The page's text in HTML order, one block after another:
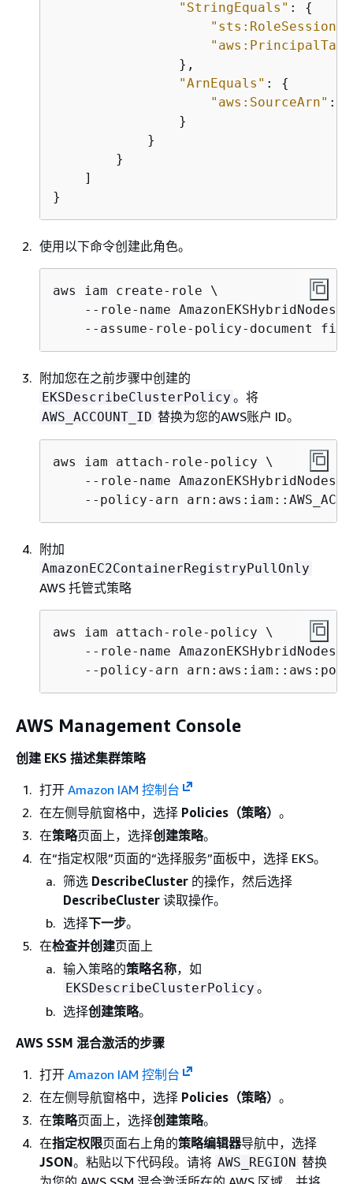
"StringEquals" : {
"aws:PrincipalTag/
                },
"ArnEquals" : {
"aws:SourceArn" :
                }
            }
        }
    ]
}
使用以下命令创建此角色。
aws iam create-role \
--role-name
--assume-role-policy-document
附加您在之前步骤中创建的
EKSDescribeClusterPolicy 。将
AWS_ACCOUNT_ID 替换为您的AWS账户 ID。
aws iam attach-role-policy \
--role-name
--policy-arn
附加
AmazonEC2ContainerRegistryPullOnly
AWS 托管式策略
aws iam attach-role-policy \
--role-name
--policy-arn
AWS Management Console
创建 EKS 描述集群策略
打开 Amazon IAM 控制台
在左侧导航窗格中，选择 Policies（策略） 。
在策略页面上，选择创建策略。
在“指定权限”页面的“选择服务”面板中，选择 EKS。
筛选 DescribeCluster 的操作，然后选择
DescribeCluster 读取操作。
选择下一步。
在检查并创建页面上
输入策略的策略名称，如
EKSDescribeClusterPolicy 。
选择创建策略。
AWS SSM 混合激活的步骤
打开 Amazon IAM 控制台
在左侧导航窗格中，选择 Policies（策略） 。
在策略页面上，选择创建策略。
在指定权限页面右上角的策略编辑器导航中，选择
JSON。粘贴以下代码段。请将 AWS_REGION 替换